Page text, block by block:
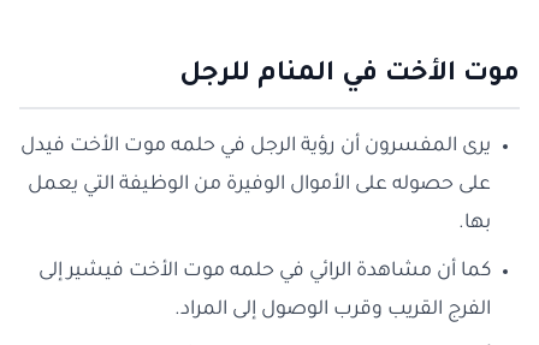
موت الأخت في المنام للرجل
يرى المفسرون أن رؤية الرجل في حلمه موت الأخت فيدل
على حصوله على الأموال الوفيرة من الوظيفة التي يعمل
بها.
كما أن مشاهدة الرائي في حلمه موت الأخت فيشير إلى
الفرج القريب وقرب الوصول إلى المراد.